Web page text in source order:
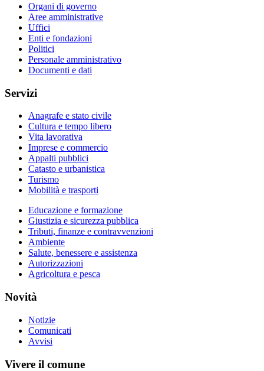
Organi di governo
Aree amministrative
Uffici
Enti e fondazioni
Politici
Personale amministrativo
Documenti e dati
Servizi
Anagrafe e stato civile
Cultura e tempo libero
Vita lavorativa
Imprese e commercio
Appalti pubblici
Catasto e urbanistica
Turismo
Mobilità e trasporti
Educazione e formazione
Giustizia e sicurezza pubblica
Tributi, finanze e contravvenzioni
Ambiente
Salute, benessere e assistenza
Autorizzazioni
Agricoltura e pesca
Novità
Notizie
Comunicati
Avvisi
Vivere il comune